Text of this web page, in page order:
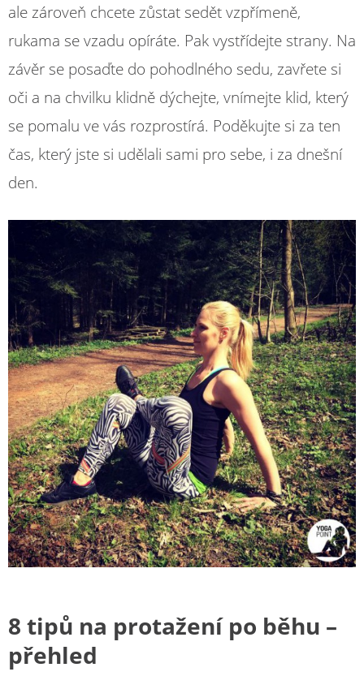
ale zároveň chcete zůstat sedět vzpřímeně,
rukama se vzadu opíráte. Pak vystřídejte strany. Na
závěr se posaďte do pohodlného sedu, zavřete si
oči a na chvilku klidně dýchejte, vnímejte klid, který
se pomalu ve vás rozprostírá. Poděkujte si za ten
čas, který jste si udělali sami pro sebe, i za dnešní
den.
8 tipů na protažení po běhu –
přehled